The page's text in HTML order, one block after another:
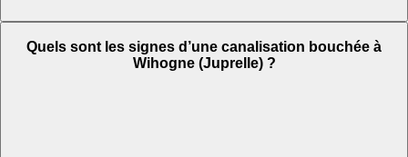
Quels sont les signes d’une canalisation bouchée à
Wihogne (Juprelle) ?